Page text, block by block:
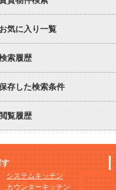
お気に入り一覧
索履歴
存した検索条件
閲覧履歴
システムキッチン
カウンターキッチン